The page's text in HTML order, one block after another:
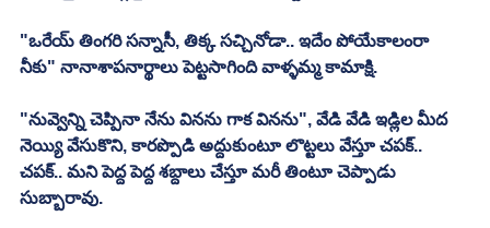
"ఒరేయ్ తింగరి సన్నాసీ, తిక్క సచ్చినోడా.. ఇదేం పోయేకాలంరా
నీకు" నానాశాపనార్థాలు పెట్టసాగింది వాళ్ళమ్మ కామాక్షి.
"నువ్వెన్ని చెప్పినా నేను వినను గాక వినను", వేడి వేడి ఇడ్లిల మీద
నెయ్యి వేసుకొని, కారప్పొడి అద్దుకుంటూ లొట్టలు వేస్తూ చపక్..
చపక్.. మని పెద్ద పెద్ద శబ్దాలు చేస్తూ మరీ తింటూ చెప్పాడు
సుబ్బారావు.